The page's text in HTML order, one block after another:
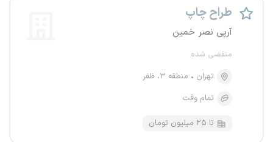
طراح چاپ
آرپی نصر خمین
منقضی شده
تهران
منطقه ۳، ظفر
تمام وقت
تا ۲۵ میلیون تومان